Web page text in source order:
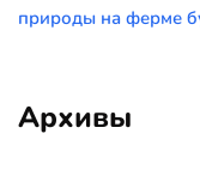
природы на ферме
Архивы